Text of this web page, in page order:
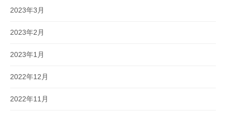
2023年3月
2023年2月
2023年1月
2022年12月
2022年11月